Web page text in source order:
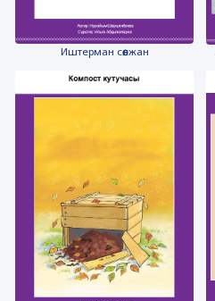
Иштерман сөөлжан